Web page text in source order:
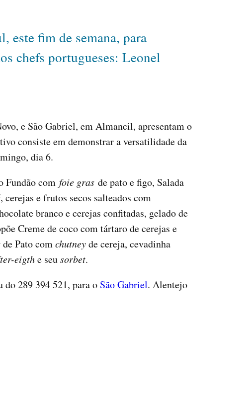
este fim de semana, para
chefs portugueses: Leonel
e São Gabriel, em Almancil, apresentam o
consiste em demonstrar a versatilidade da
dia 6.
Fundão com foie gras de pato e figo, Salada
, cerejas e frutos secos salteados com
branco e cerejas confitadas, gelado de
Creme de coco com tártaro de cerejas e
de Pato comchutneyde cereja, cevadinha
eigthe seusorbet.
do 289 394 521, para o São Gabriel. Alentejo